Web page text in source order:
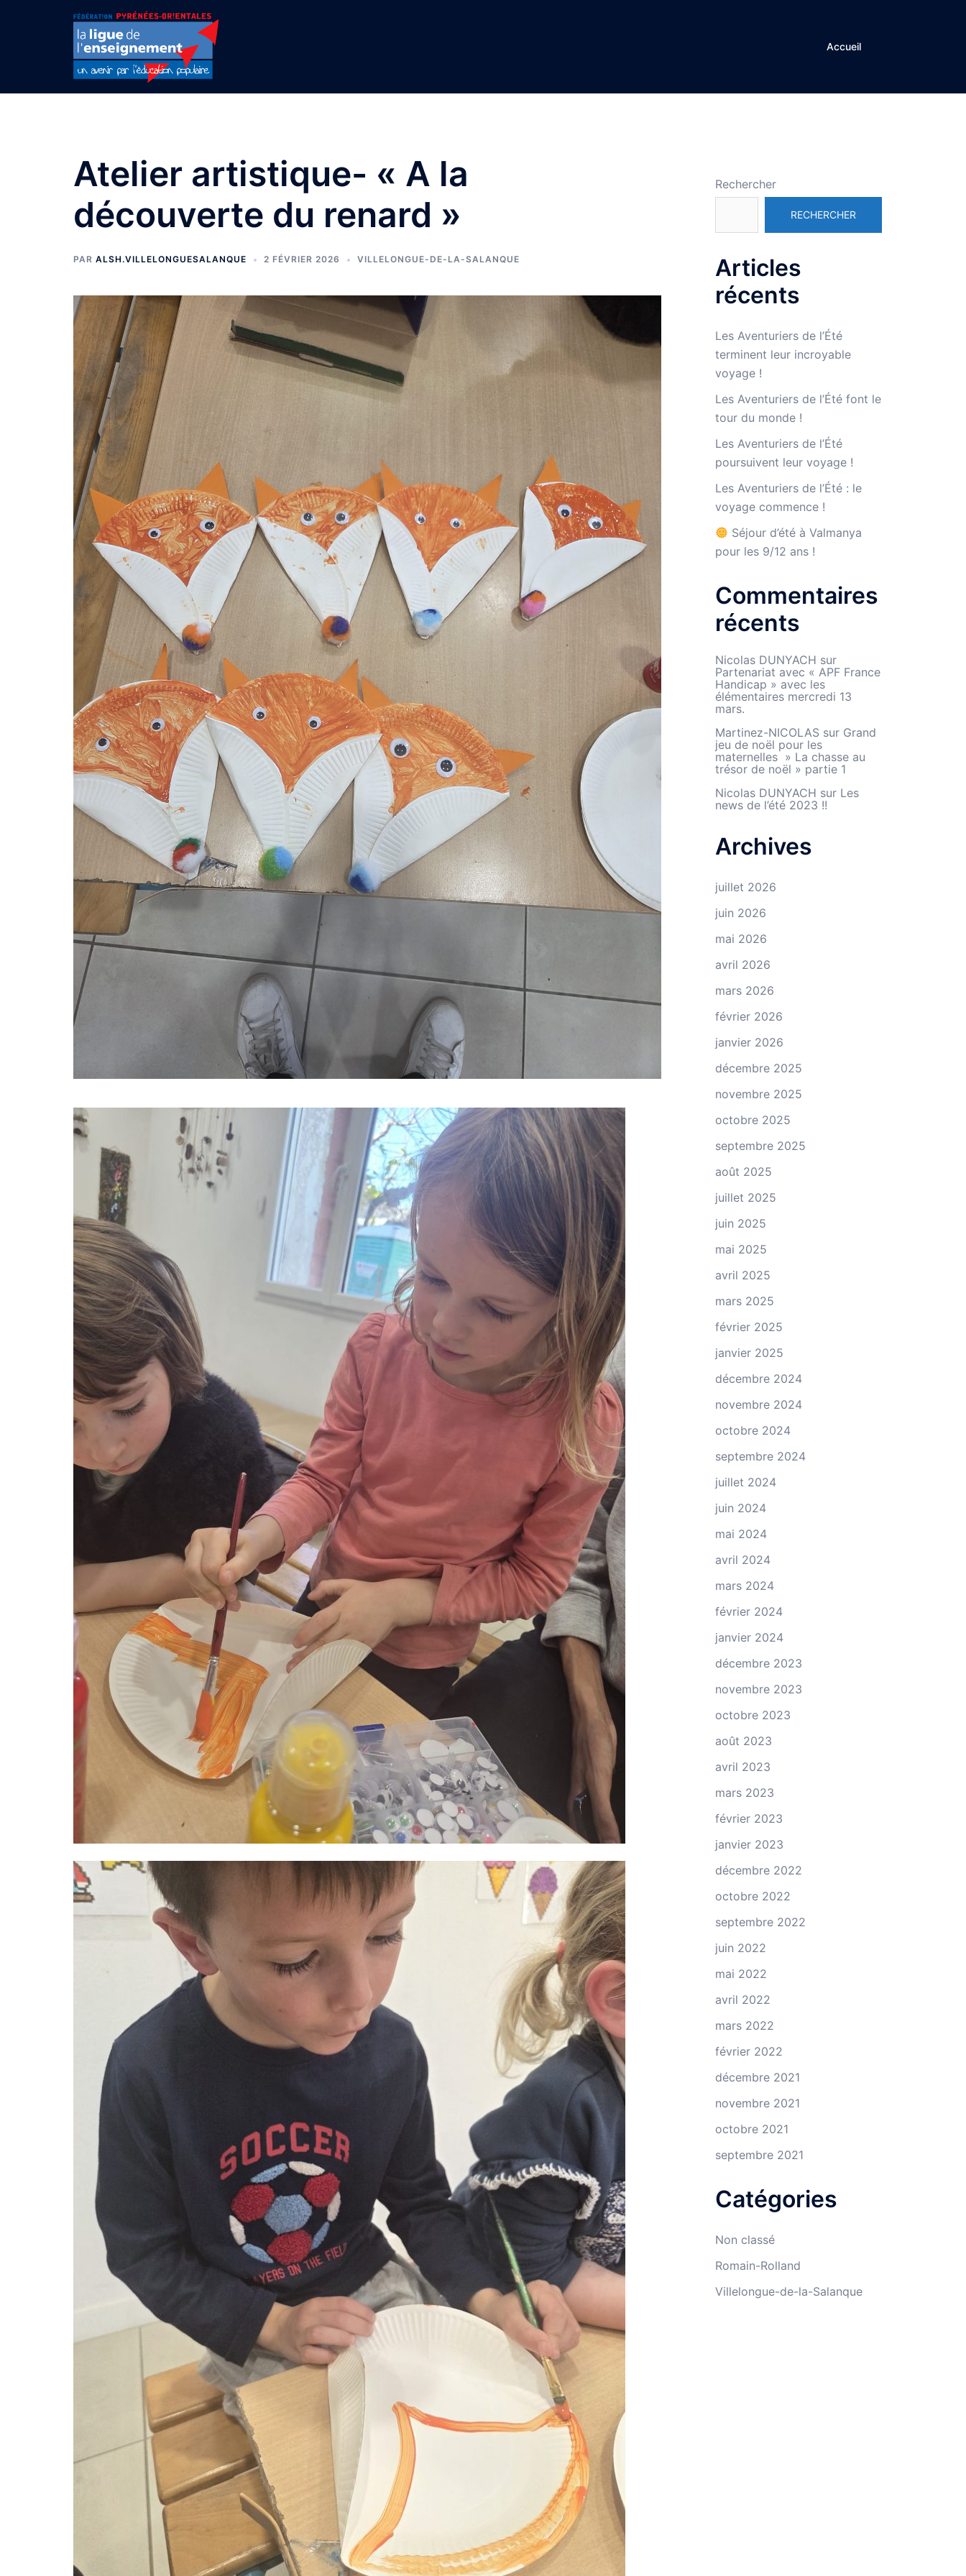
Accueil
Atelier artistique- « A la
découverte du renard »
PAR ALSH.VILLELONGUESALANQUE 2 FÉVRIER 2026 VILLELONGUE-DE-LA-SALANQUE
Rechercher
RECHERCHER
Articles
récents
Les Aventuriers de l’Été
terminent leur incroyable
voyage !
Les Aventuriers de l’Été font le
tour du monde !
Les Aventuriers de l’Été
poursuivent leur voyage !
Les Aventuriers de l’Été : le
voyage commence !
Séjour d’été à Valmanya
pour les 9/12 ans !
Commentaires
récents
Nicolas DUNYACH sur
Partenariat avec « APF France
Handicap » avec les
élémentaires mercredi 13
mars.
Martinez-NICOLASsur Grand
jeu de noël pour les
maternelles » La chasse au
trésor de noël » partie 1
Nicolas DUNYACH sur Les
news de l’été 2023 !!
Archives
juillet 2026
juin 2026
mai 2026
avril 2026
mars 2026
février 2026
janvier 2026
décembre 2025
novembre 2025
octobre 2025
septembre 2025
août 2025
juillet 2025
juin 2025
mai 2025
avril 2025
mars 2025
février 2025
janvier 2025
décembre 2024
novembre 2024
octobre 2024
septembre 2024
juillet 2024
juin 2024
mai 2024
avril 2024
mars 2024
février 2024
janvier 2024
décembre 2023
novembre 2023
octobre 2023
août 2023
avril 2023
mars 2023
février 2023
janvier 2023
décembre 2022
octobre 2022
septembre 2022
juin 2022
mai 2022
avril 2022
mars 2022
février 2022
décembre 2021
novembre 2021
octobre 2021
septembre 2021
Catégories
Non classé
Romain-Rolland
Villelongue-de-la-Salanque